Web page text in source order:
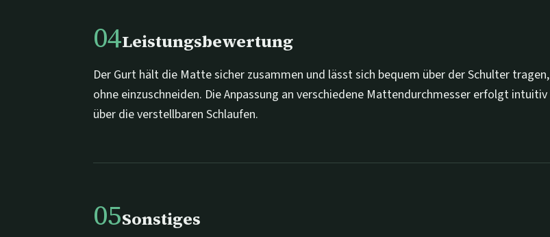
04Leistungsbewertung
Der Gurt hält die Matte sicher zusammen und lässt sich bequem über der Schulter tragen,
ohne einzuschneiden. Die Anpassung an verschiedene Mattendurchmesser erfolgt intuitiv
über die verstellbaren Schlaufen.
05Sonstiges